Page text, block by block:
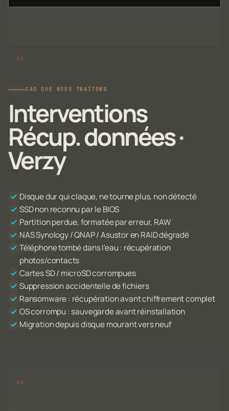
CAS QUE NOUS TRAITONS
Interventions
Récup. données ·
Verzy
Disque dur qui claque, ne tourne plus, non détecté
SSD non reconnu par le BIOS
Partition perdue, formatée par erreur, RAW
NAS Synology / QNAP / Asustor en RAID dégradé
Téléphone tombé dans l'eau : récupération
photos/contacts
Cartes SD / microSD corrompues
Suppression accidentelle de fichiers
Ransomware : récupération avant chiffrement complet
OS corrompu : sauvegarde avant réinstallation
Migration depuis disque mourant vers neuf